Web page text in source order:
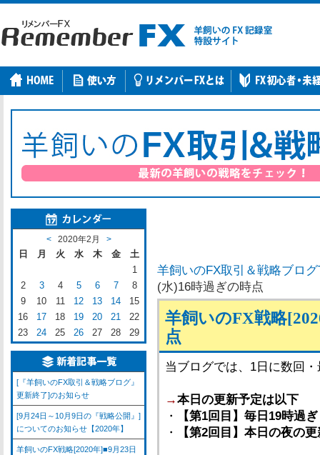
羊飼いのFX取引＆戦略ブログ
(水)16時過ぎの時点
羊飼いのFX戦略
点
当ブログでは、1日に数回
→本日の更新予定は以下
・
【第1回目】毎日19時過
・
【第2回目】本日の夜の
<2020年2月 >
日 月 火 水 木 金
土
1
2
3 4 5 6 7
8
9
10 11 12 13 14
15
16
17 18 19 20 21
22
23
24 25 26 27 28 29
[『羊飼いのFX取引＆戦略ブログ』
更新終了]のお知らせ
[9月24日～10月9日の『戦略公開』]
についてのお知らせ【2020年】
羊飼いのFX戦略[2020年]■9月23日